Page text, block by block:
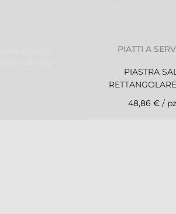
PIATTI A
PIASTRA
BASE LEGNO
48,86 € /